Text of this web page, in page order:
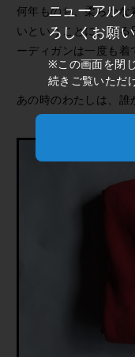
ニューアル
ろしくお願
※この画面を閉
続きご覧いただ
何年ものち、柔らか
いということに、あ
ーディガンは一度も着
あの時のわたしは、誰